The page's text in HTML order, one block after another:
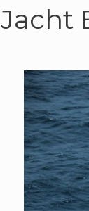
Jacht